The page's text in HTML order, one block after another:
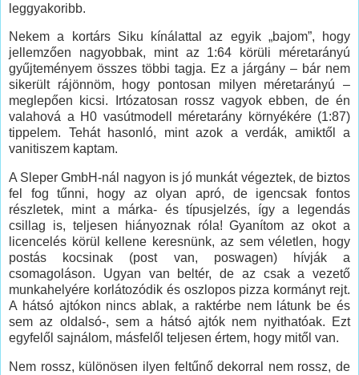
leggyakoribb.
Nekem a kortárs Siku kínálattal az egyik „bajom”, hogy
jellemzően nagyobbak, mint az 1:64 körüli méretarányú
gyűjteményem összes többi tagja. Ez a járgány – bár nem
sikerült rájönnöm, hogy pontosan milyen méretarányú –
meglepően kicsi. Irtózatosan rossz vagyok ebben, de én
valahová a H0 vasútmodell méretarány környékére (1:87)
tippelem. Tehát hasonló, mint azok a verdák, amiktől a
vanitiszem kaptam.
A Sleper GmbH-nál nagyon is jó munkát végeztek, de biztos
fel fog tűnni, hogy az olyan apró, de igencsak fontos
részletek, mint a márka- és típusjelzés, így a legendás
csillag is, teljesen hiányoznak róla! Gyanítom az okot a
licencelés körül kellene keresnünk, az sem véletlen, hogy
postás kocsinak (post van, poswagen) hívják a
csomagoláson. Ugyan van beltér, de az csak a vezető
munkahelyére korlátozódik és oszlopos pizza kormányt rejt.
A hátsó ajtókon nincs ablak, a raktérbe nem látunk be és
sem az oldalsó-, sem a hátsó ajtók nem nyithatóak. Ezt
egyfelől sajnálom, másfelől teljesen értem, hogy mitől van.
Nem rossz, különösen ilyen feltűnő dekorral nem rossz, de